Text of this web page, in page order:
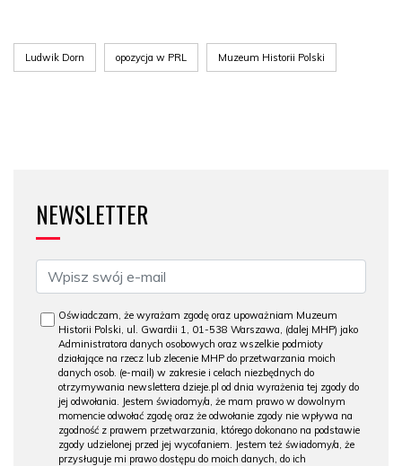
Ludwik Dorn opozycja w PRL Muzeum Historii Polski
NEWSLETTER
Oświadczam, że wyrażam zgodę oraz upoważniam Muzeum
Historii Polski, ul. Gwardii 1, 01-538 Warszawa, (dalej MHP) jako
Administratora danych osobowych oraz wszelkie podmioty
działające na rzecz lub zlecenie MHP do przetwarzania moich
danych osob. (e-mail) w zakresie i celach niezbędnych do
otrzymywania newslettera dzieje.pl od dnia wyrażenia tej zgody do
jej odwołania. Jestem świadomy/a, że mam prawo w dowolnym
momencie odwołać zgodę oraz że odwołanie zgody nie wpływa na
zgodność z prawem przetwarzania, którego dokonano na podstawie
zgody udzielonej przed jej wycofaniem. Jestem też świadomy/a, że
przysługuje mi prawo dostępu do moich danych, do ich